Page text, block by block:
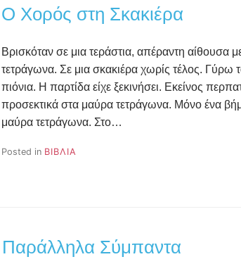
Ο Χορός στη Σκακιέρα
Βρισκόταν σε μια τεράστια, απέραντη αίθουσα
τετράγωνα. Σε μια σκακιέρα χωρίς τέλος.
πιόνια. Η παρτίδα είχε ξεκινήσει. Εκείνος
προσεκτικά στα μαύρα τετράγωνα. Μόνο ένα
μαύρα τετράγωνα. Στο…
Posted in ΒΙΒΛΙΑ
Παράλληλα Σύμπαντα